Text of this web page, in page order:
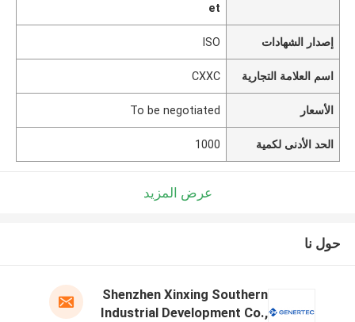
et
إصدار الشهادات ISO
اسم العلامة التجارية CXXC
الأسعار To be negotiated
الحد الأدنى لكمية 1000
عرض المزيد
حول نا
Shenzhen Xinxing Southern
Industrial Development Co.,